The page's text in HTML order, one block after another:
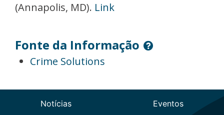
(Annapolis, MD). Link
Fonte da Informação
Crime Solutions